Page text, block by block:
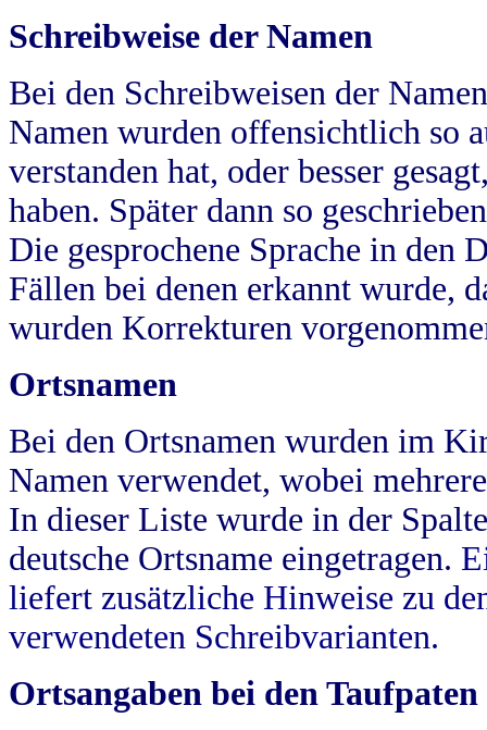
Schreibweise der Namen
Bei den Schreibweisen der
Namen wurden offensichtlich so
verstanden hat, oder besser
haben. Später dann so
Die gesprochene Sprache in
Fällen bei denen erkannt wurde,
wurden Korrekturen
Ortsnamen
Bei den Ortsnamen wurden im
Namen verwendet, wobei
In dieser Liste wurde in der
deutsche Ortsname eingetragen.
liefert zusätzliche Hinweise zu
verwendeten Schreibvarianten.
Ortsangaben bei den Taufpaten